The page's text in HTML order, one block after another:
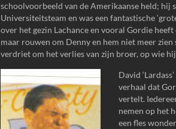
schoolvoorbeeld van de Amerikaanse held; hij
Universiteitsteam en was een fantastische
over het gezin Lachance en vooral Gordie
maar rouwen om Denny en hem niet meer
verdriet om het verlies van zijn broer, op wie
David
verhaal dat
vertelt.
nemen op het
een fles